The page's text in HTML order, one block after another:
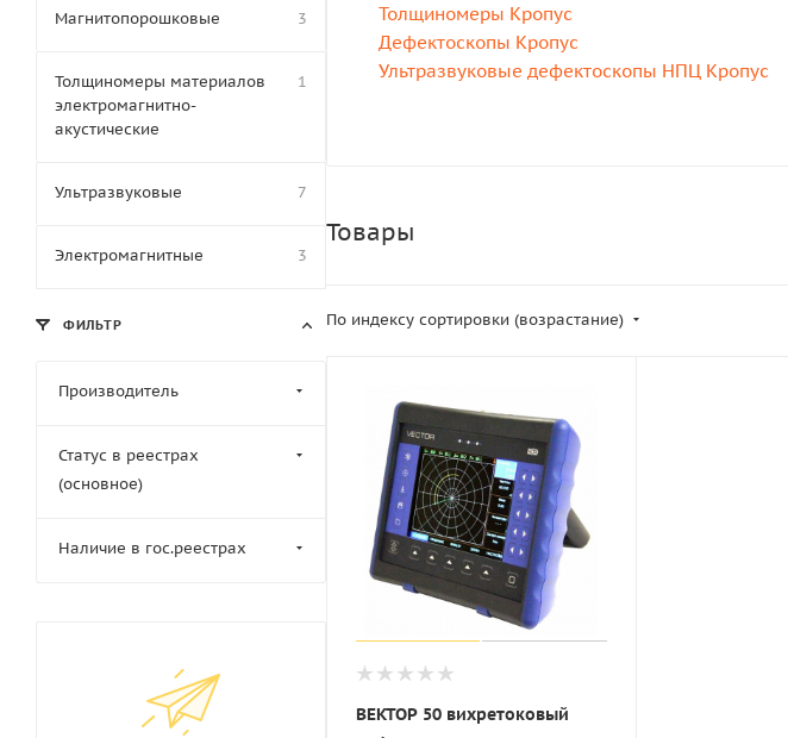
Толщиномеры Кропус
Дефектоскопы Кропус
Ультразвуковые дефектоскопы НПЦ Кропус
Товары
По индексу сортировки (возрастание)
ВЕКТОР 50 вихретоковый
Магнитопорошковые 3
Толщиномеры материалов
электромагнитно-
акустические
1
Ультразвуковые 7
Электромагнитные 3
ФИЛЬТР
Производитель
Статус в реестрах
(основное)
Наличие в гос.реестрах